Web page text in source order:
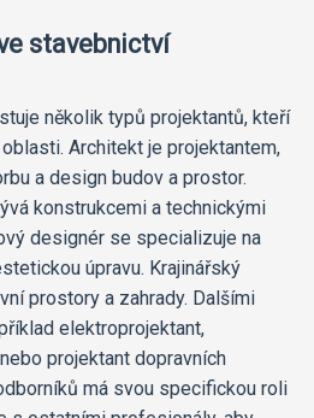
stavebnictví
několik typů projektantů, kteří
Architekt je projektantem,
a design budov a prostor.
konstrukcemi a technickými
designér se specializuje na
úpravu. Krajinářský
prostory a zahrady. Dalšími
elektroprojektant,
projektant dopravních
má svou specifickou roli